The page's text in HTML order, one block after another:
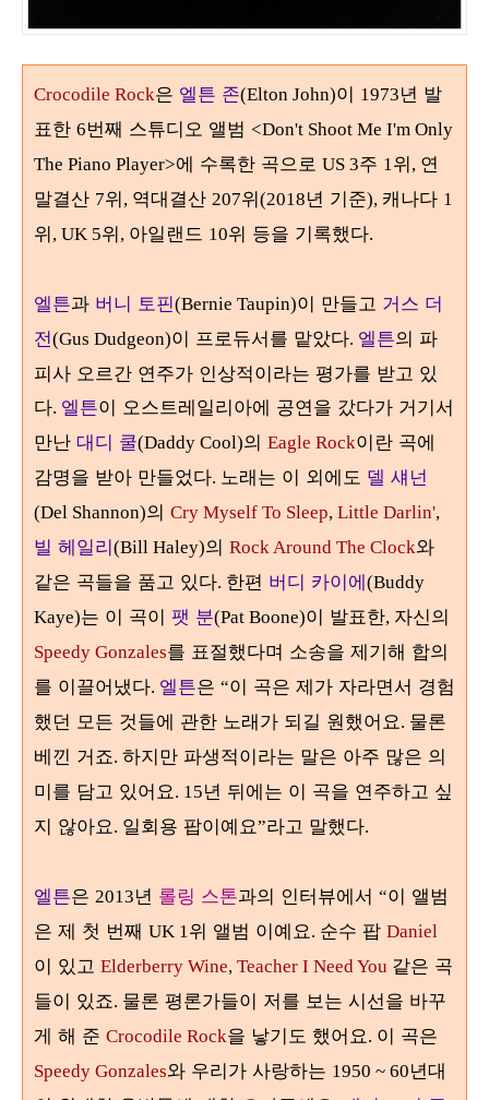
Crocodile Rock은 엘튼 존(Elton John)이 1973년 발
표한 6번째 스튜디오 앨범 <Don't Shoot Me I'm Only
The Piano Player>에 수록한 곡으로 US 3주 1위, 연
말결산 7위, 역대결산 207위(2018년 기준), 캐나다 1
위, UK 5위, 아일랜드 10위 등을 기록했다.
엘튼과 버니 토핀(Bernie Taupin)이 만들고 거스 더
전(Gus Dudgeon)이 프로듀서를 맡았다. 엘튼의 파
피사 오르간 연주가 인상적이라는 평가를 받고 있
다. 엘튼이 오스트레일리아에 공연을 갔다가 거기서
만난 대디 쿨(Daddy Cool)의 Eagle Rock이란 곡에
감명을 받아 만들었다. 노래는 이 외에도 델 섀넌
(Del Shannon)의 Cry Myself To Sleep, Little Darlin',
빌 헤일리(Bill Haley)의 Rock Around The Clock와
같은 곡들을 품고 있다. 한편 버디 카이에(Buddy
Kaye)는 이 곡이 팻 분(Pat Boone)이 발표한, 자신의
Speedy Gonzales를 표절했다며 소송을 제기해 합의
를 이끌어냈다. 엘튼은 “이 곡은 제가 자라면서 경험
했던 모든 것들에 관한 노래가 되길 원했어요. 물론
베낀 거죠. 하지만 파생적이라는 말은 아주 많은 의
미를 담고 있어요. 15년 뒤에는 이 곡을 연주하고 싶
지 않아요. 일회용 팝이예요”라고 말했다.
엘튼은 2013년 롤링 스톤과의 인터뷰에서 “이 앨범
은 제 첫 번째 UK 1위 앨범 이예요. 순수 팝 Daniel
이 있고 Elderberry Wine, Teacher I Need You 같은 곡
들이 있죠. 물론 평론가들이 저를 보는 시선을 바꾸
게 해 준 Crocodile Rock을 낳기도 했어요. 이 곡은
Speedy Gonzales와 우리가 사랑하는 1950 ~ 60년대